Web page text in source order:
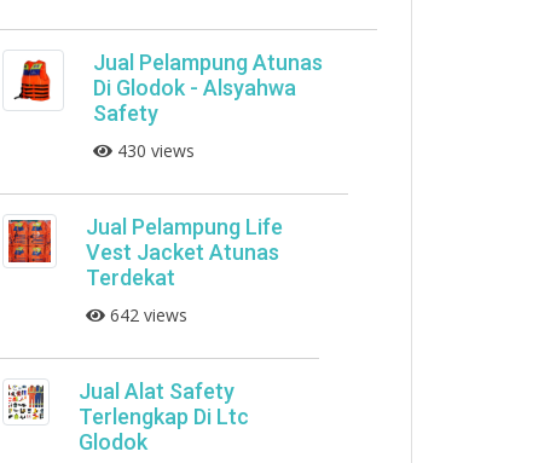
Jual Pelampung Atunas
Di Glodok - Alsyahwa
Safety
430 views
Jual Pelampung Life
Vest Jacket Atunas
Terdekat
642 views
Jual Alat Safety
Terlengkap Di Ltc
Glodok